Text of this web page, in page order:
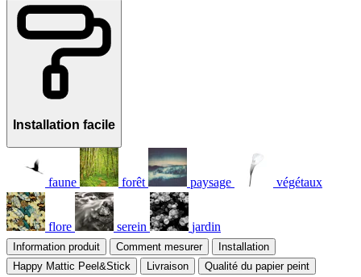
Installation facile
faune forêt paysage végétaux
flore serein jardin
Information produit Comment mesurer
Installation
Happy Mattic Peel&Stick
Livraison Qualité du papier peint